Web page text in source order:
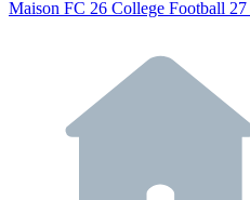
Maison FC 26 College Football 27